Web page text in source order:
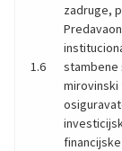
1.6
zadruge,
stambene
mirovinski